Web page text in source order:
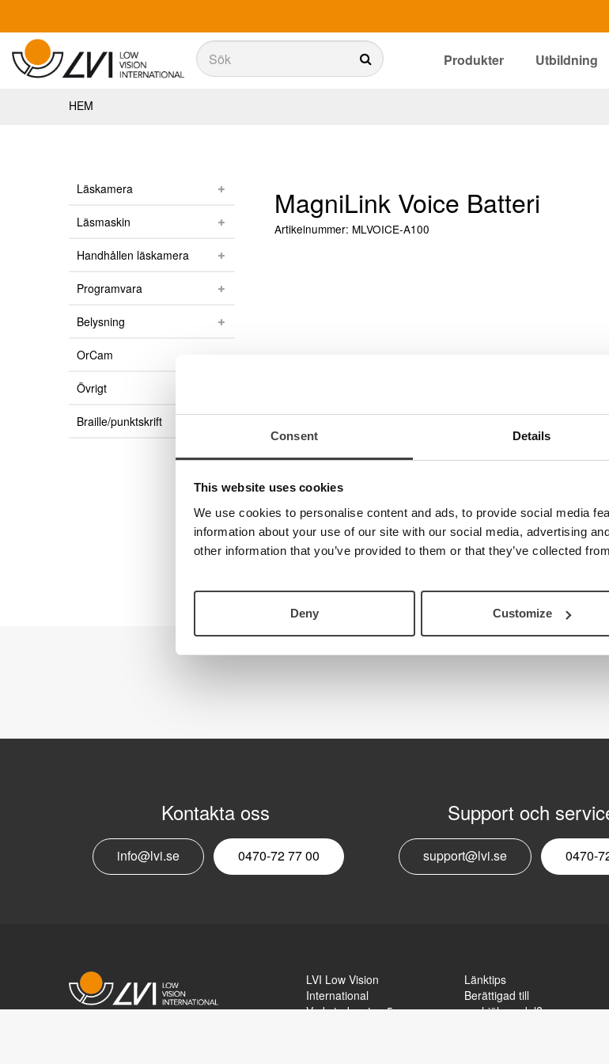
Consent Details
This website uses cookies
We use cookies to personalise content and ads, to provide social media
information about your use of our site with our social media, advertising
other information that you’ve provided to them or that they’ve collected
Deny Customize
Sök
Produkter Utbildning
HEM
Läskamera
Läsmaskin
Handhållen läskamera
Programvara
Belysning
OrCam
Övrigt
Braille/punktskrift
MagniLink Voice Batteri
Artikelnummer: MLVOICE-A100
Kontakta oss
info@lvi.se 0470-72 77 00
Support och
support@lvi.se 0470-
LVI Low Vision
International
Verkstadsgatan 5
Länktips
Berättigad till
synhjälpmedel?